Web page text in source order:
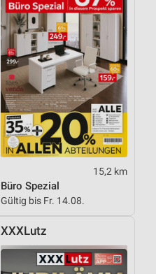
15,2 km
Büro Spezial
Gültig bis Fr. 14.08.
XXXLutz